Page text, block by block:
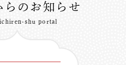
らのお知らせ
shu portal